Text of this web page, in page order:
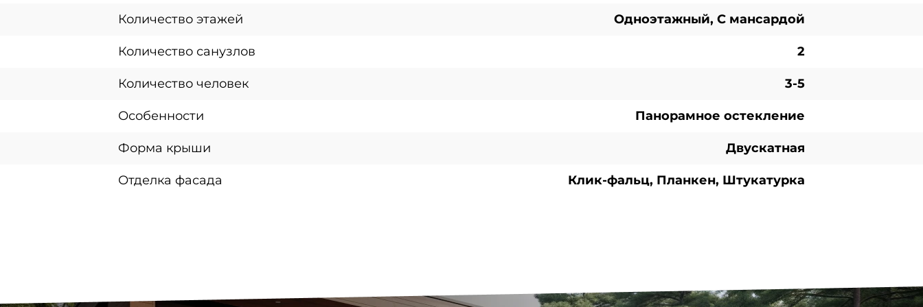
Количество этажей Одноэтажный, С мансардой
Количество санузлов 2
Количество человек 3-5
Особенности Панорамное остекление
Форма крыши Двускатная
Отделка фасада Клик-фальц, Планкен, Штукатурка